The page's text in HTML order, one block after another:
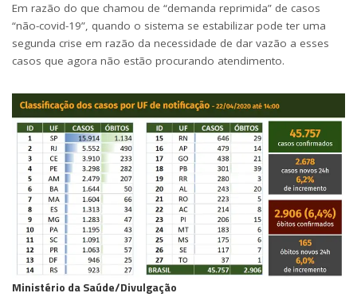
Em razão do que chamou de “demanda reprimida” de casos
“não-covid-19”, quando o sistema se estabilizar pode ter uma
segunda crise em razão da necessidade de dar vazão a esses
casos que agora não estão procurando atendimento.
Ministério da Saúde/Divulgação